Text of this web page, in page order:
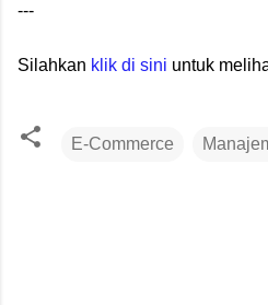
---
Silahkan klik di sini untuk
E-Commerce